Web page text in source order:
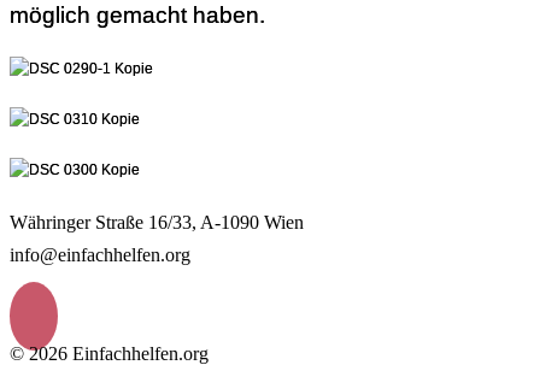
möglich gemacht haben.
Währinger Straße 16/33, A-1090 Wien
info@einfachhelfen.org
© 2026 Einfachhelfen.org